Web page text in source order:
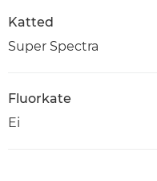
Katted
Super Spectra
Fluorkate
Ei